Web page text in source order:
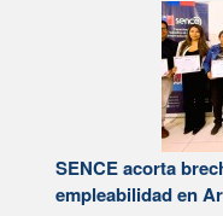
SENCE acorta
empleabilidad en